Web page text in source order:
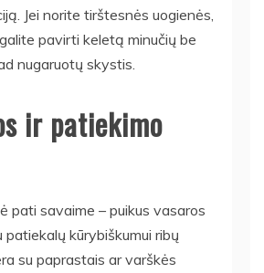
Jei norite tirštesnės uogienės,
pavirti keletą minučių be
nugaruotų skystis.
ir patiekimo
pati savaime – puikus vasaros
patiekalų kūrybiškumui ribų
su paprastais ar varškės